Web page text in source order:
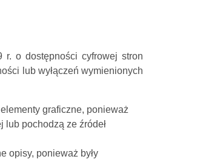
o dostępności cyfrowej stron
lub wyłączeń wymienionych
graficzne, ponieważ
lub pochodzą ze źródeł
opisy, ponieważ były